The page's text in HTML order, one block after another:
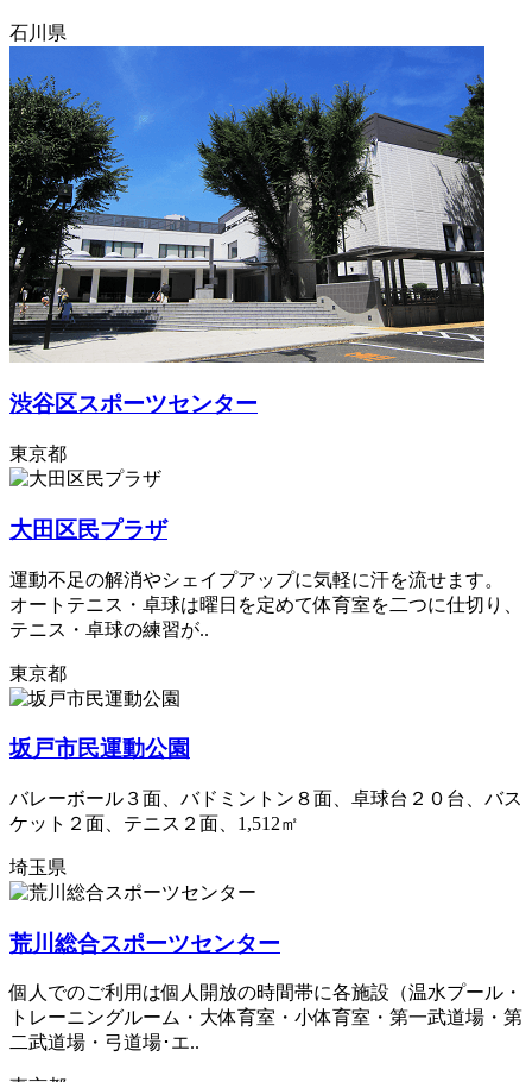
石川県
渋谷区スポーツセンター
東京都
大田区民プラザ
運動不足の解消やシェイプアップに気軽に汗を流せます。
オートテニス・卓球は曜日を定めて体育室を二つに仕切り、
テニス・卓球の練習が..
東京都
坂戸市民運動公園
バレーボール３面、バドミントン８面、卓球台２０台、バス
ケット２面、テニス２面、1,512㎡
埼玉県
荒川総合スポーツセンター
個人でのご利用は個人開放の時間帯に各施設（温水プール・
トレーニングルーム・大体育室・小体育室・第一武道場・第
二武道場・弓道場･エ..